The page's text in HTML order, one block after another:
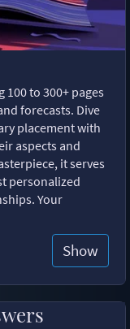
to 300+ pages
forecasts. Dive
placement with
aspects and
it serves
personalized
Your
Show